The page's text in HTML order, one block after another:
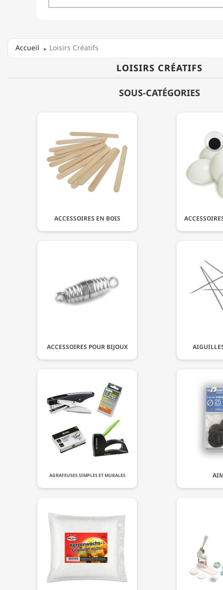
Accueil Loisirs Créatifs
LOISIRS CRÉATIFS
SOUS-CATÉGORIES
ACCESSOIRES EN BOIS
ACCESSOIRES POUR BIJOUX
AGRAFEUSES SIMPLES ET MURALES